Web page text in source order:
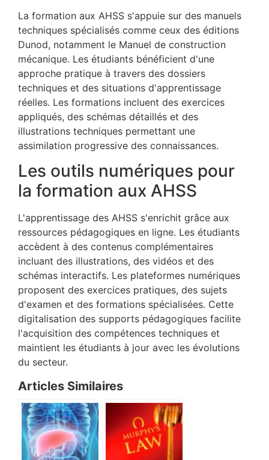
La formation aux AHSS s'appuie sur des manuels
techniques spécialisés comme ceux des éditions
Dunod, notamment le Manuel de construction
mécanique. Les étudiants bénéficient d'une
approche pratique à travers des dossiers
techniques et des situations d'apprentissage
réelles. Les formations incluent des exercices
appliqués, des schémas détaillés et des
illustrations techniques permettant une
assimilation progressive des connaissances.
Les outils numériques pour
la formation aux AHSS
L'apprentissage des AHSS s'enrichit grâce aux
ressources pédagogiques en ligne. Les étudiants
accèdent à des contenus complémentaires
incluant des illustrations, des vidéos et des
schémas interactifs. Les plateformes numériques
proposent des exercices pratiques, des sujets
d'examen et des formations spécialisées. Cette
digitalisation des supports pédagogiques facilite
l'acquisition des compétences techniques et
maintient les étudiants à jour avec les évolutions
du secteur.
Articles Similaires